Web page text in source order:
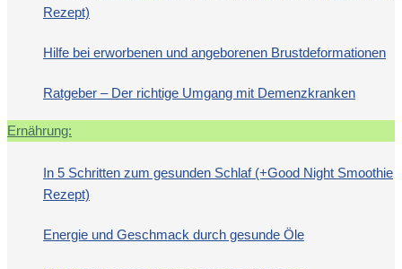
Rezept)
Hilfe bei erworbenen und angeborenen Brustdeformationen
Ratgeber – Der richtige Umgang mit Demenzkranken
Ernährung:
In 5 Schritten zum gesunden Schlaf (+Good Night Smoothie
Rezept)
Energie und Geschmack durch gesunde Öle